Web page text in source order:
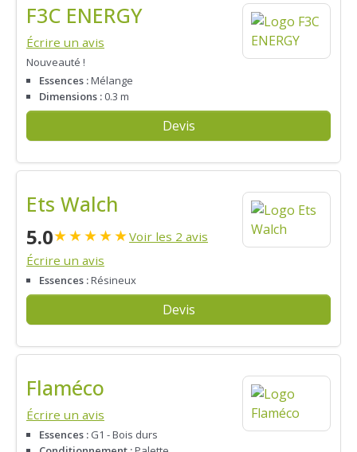
F3C ENERGY
Écrire un avis
Nouveauté !
Essences :Mélange
Dimensions : 0.3 m
Devis
Ets Walch
5.0★★★★★Voir les 2 avis
Écrire un avis
Essences :Résineux
Devis
Flaméco
Écrire un avis
Essences : G1 - Bois durs